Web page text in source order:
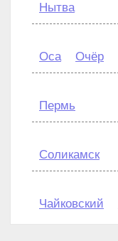
Нытва
Оса Очёр
Пермь
Соликамск
Чайковский